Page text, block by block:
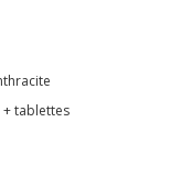
+ tablettes